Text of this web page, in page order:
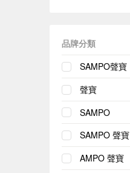
品牌分類
SAMPO聲寶
聲寶
SAMPO
SAMPO 聲寶
AMPO 聲寶